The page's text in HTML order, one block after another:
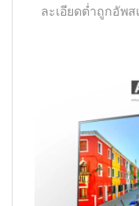
ละเอียดต่ำถูกอัพ